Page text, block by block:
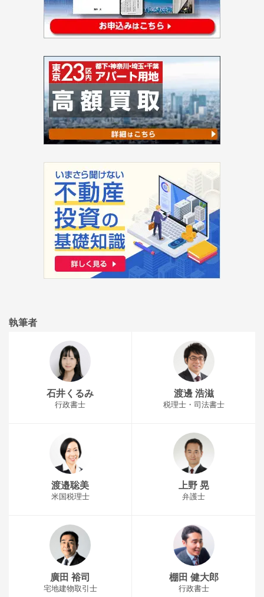
執筆者
石井くるみ
行政書士
渡邊 浩滋
税理士・司法書士
渡邉聡美
米国税理士
上野 晃
弁護士
廣田 裕司
宅地建物取引士
棚田 健大郎
行政書士